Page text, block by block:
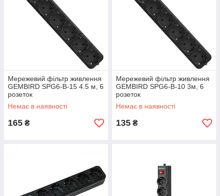
Мережевий фільтр живлення
GEMBIRD SPG6-B-15 4.5 м, 6
розеток
Немає в наявності
165 ₴
Мережевий фільтр живлення
GEMBIRD SPG6-B-10 3м, 6
розеток
Немає в наявності
135 ₴